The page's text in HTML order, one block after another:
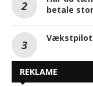
betale
REKLAME